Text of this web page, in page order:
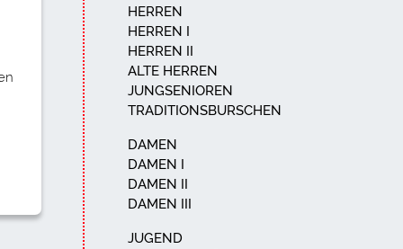
HERREN
HERREN I
HERREN II
ALTE HERREN
JUNGSENIOREN
TRADITIONSBURSCHEN
DAMEN
DAMEN I
DAMEN II
DAMEN III
JUGEND